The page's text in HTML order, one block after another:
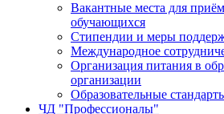
Вакантные места для
обучающихся
Стипендии и меры
Международное
Организация питания в
организации
Образовательные
ЧД "Профессионалы"